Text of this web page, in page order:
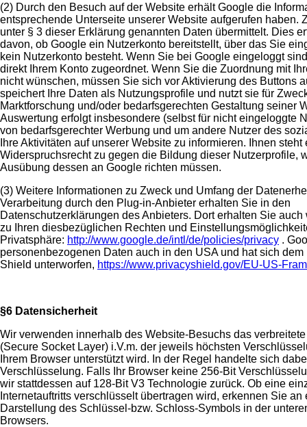
(2) Durch den Besuch auf der Website erhält Google die
entsprechende Unterseite unserer Website aufgerufen haben.
unter § 3 dieser Erklärung genannten Daten übermittelt. Dies
davon, ob Google ein Nutzerkonto bereitstellt, über das Sie
kein Nutzerkonto besteht. Wenn Sie bei Google eingeloggt
direkt Ihrem Konto zugeordnet. Wenn Sie die Zuordnung mit
nicht wünschen, müssen Sie sich vor Aktivierung des Buttons
speichert Ihre Daten als Nutzungsprofile und nutzt sie für
Marktforschung und/oder bedarfsgerechten Gestaltung seiner
Auswertung erfolgt insbesondere (selbst für nicht eingeloggte
von bedarfsgerechter Werbung und um andere Nutzer des
Ihre Aktivitäten auf unserer Website zu informieren. Ihnen steht
Widerspruchsrecht zu gegen die Bildung dieser Nutzerprofile,
Ausübung dessen an Google richten müssen.
(3) Weitere Informationen zu Zweck und Umfang der
Verarbeitung durch den Plug-in-Anbieter erhalten Sie in den
Datenschutzerklärungen des Anbieters. Dort erhalten Sie
zu Ihren diesbezüglichen Rechten und
Privatsphäre: http://www.google.de/intl/de/policies/privacy .
personenbezogenen Daten auch in den USA und hat sich
Shield unterworfen, https://www.privacyshield.gov/EU-US-
§6 Datensicherheit
Wir verwenden innerhalb des Website-Besuchs das
(Secure Socket Layer) i.V.m. der jeweils höchsten
Ihrem Browser unterstützt wird. In der Regel handelte sich
Verschlüsselung. Falls Ihr Browser keine 256-Bit
wir stattdessen auf 128-Bit V3 Technologie zurück. Ob eine
Internetauftritts verschlüsselt übertragen wird, erkennen Sie
Darstellung des Schlüssel-bzw. Schloss-Symbols in der
Browsers.